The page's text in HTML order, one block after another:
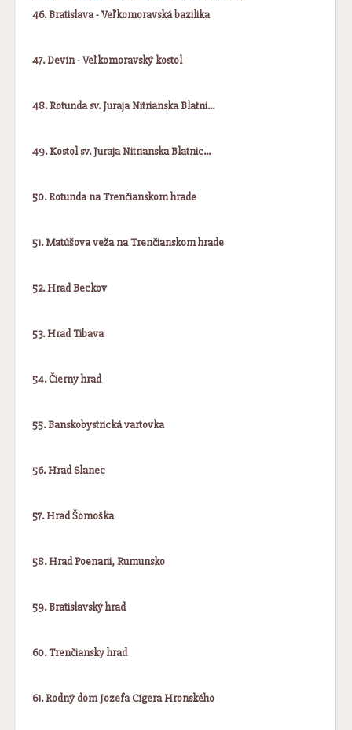
46. Bratislava - Veľkomoravská bazilika
47. Devín - Veľkomoravský kostol
48. Rotunda sv. Juraja Nitrianska Blatni…
49. Kostol sv. Juraja Nitrianska Blatnic…
50. Rotunda na Trenčianskom hrade
51. Matúšova veža na Trenčianskom hrade
52. Hrad Beckov
53. Hrad Tibava
54. Čierny hrad
55. Banskobystrická vartovka
56. Hrad Slanec
57. Hrad Šomoška
58. Hrad Poenarii, Rumunsko
59. Bratislavský hrad
60. Trenčiansky hrad
61. Rodný dom Jozefa Cígera Hronského